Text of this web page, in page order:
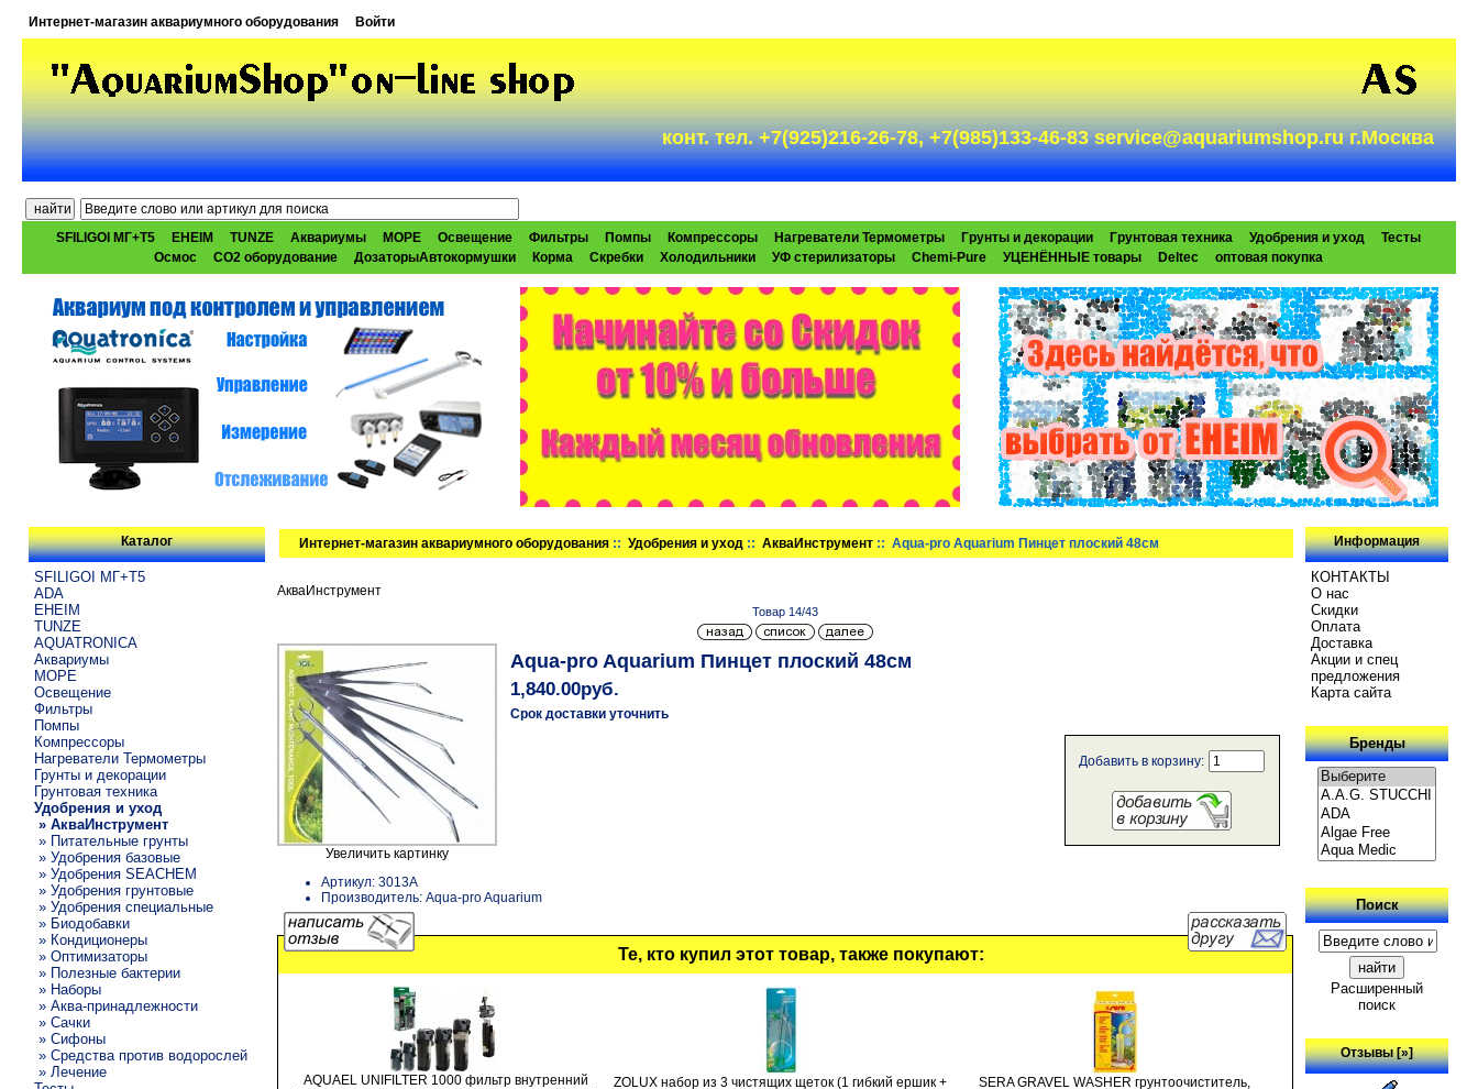
Интернет-магазин аквариумного оборудования Войти
конт. тел. +7(925)216-26-78, +7(985)133-46-83 service@aquariumshop.ru г.Москва
SFILIGOI МГ+Т5 EHEIM TUNZE Аквариумы МОРЕ Освещение Фильтры Помпы Компрессоры Нагреватели Термометры Грунты и декорации Грунтовая техника Удобрения и уход
Тесты
Осмос
CO2 оборудование ДозаторыАвтокормушки Корма Скребки Холодильники УФ стерилизаторы Chemi-Pure УЦЕНЁННЫЕ товары Deltec оптовая покупка
Каталог
SFILIGOI МГ+Т5
ADA
EHEIM
TUNZE
AQUATRONICA
Аквариумы
МОРЕ
Освещение
Фильтры
Помпы
Компрессоры
Нагреватели Термометры
Грунты и декорации
Грунтовая техника
Удобрения и уход
» АкваИнструмент
» Питательные грунты
» Удобрения базовые
» Удобрения SEACHEM
» Удобрения грунтовые
» Удобрения специальные
» Биодобавки
» Кондиционеры
» Оптимизаторы
» Полезные бактерии
» Наборы
» Аква-принадлежности
» Сачки
» Сифоны
» Средства против водорослей
» Лечение
Интернет-магазин аквариумного оборудования ::Удобрения и уход ::АкваИнструмент :: Aqua-pro Aquarium Пинцет плоский 48см
АкваИнструмент
Товар 14/43
Увеличить картинку
Aqua-pro Aquarium Пинцет плоский 48см
1,840.00руб.
Срок доставки уточнить
Добавить в корзину:
Артикул: 3013A
Производитель: Aqua-pro Aquarium
Те, кто купил этот товар, также покупают:
AQUAEL UNIFILTER 1000 фильтр внутренний
ZOLUX набор из 3 чистящих щеток (1 гибкий ершик +
SERA GRAVEL WASHER грунтоочиститель,
Информация
КОНТАКТЫ
О нас
Скидки
Oплатa
Доставка
Акции и спец
предложения
Карта сайта
Бренды
Поиск
Расширенный
поиск
Отзывы [»]